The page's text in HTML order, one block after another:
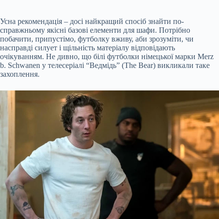
Усна рекомендація – досі найкращий спосіб знайти по-
справжньому якісні базові елементи для шафи. Потрібно
побачити, припустімо, футболку вживу, аби зрозуміти, чи
насправді силует і щільність матеріалу відповідають
очікуванням. Не дивно, що білі футболки німецької марки Merz
b. Schwanen у телесеріалі “Ведмідь” (The Bear) викликали таке
захоплення.